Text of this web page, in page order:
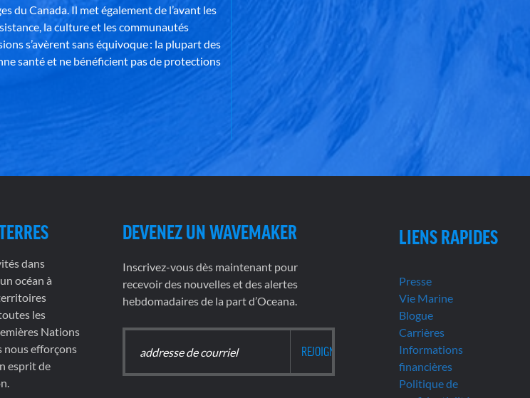
du Canada. Il met également de l’avant les
la culture et les communautés
s’avèrent sans équivoque : la plupart des
santé et ne bénéficient pas de protections
dans
océan à
les
Nations
nous efforçons
esprit de
DEVENEZ UN WAVEMAKER
Inscrivez-vous dès maintenant pour
recevoir des nouvelles et des alertes
hebdomadaires de la part d’Oceana.
LIENS RAPIDES
Presse
Vie Marine
Blogue
Carrières
Informations
financières
Politique de